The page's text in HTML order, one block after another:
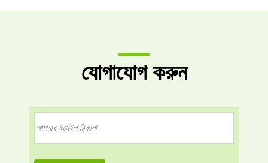
যোগাযোগ করুন